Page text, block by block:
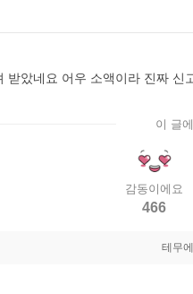
았네요 어우 소액이라 진짜
이 글
감동이에요
466
테무